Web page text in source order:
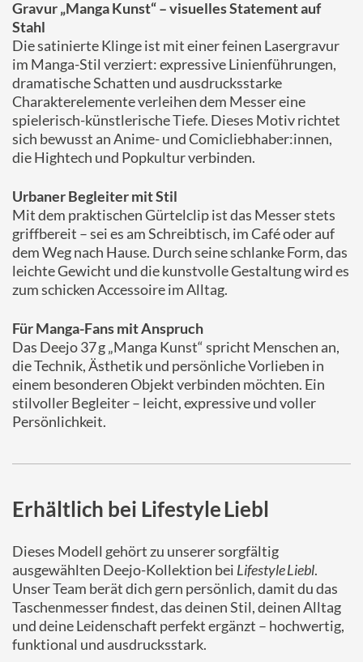
Gravur „Manga Kunst“ – visuelles Statement auf
Stahl
Die satinierte Klinge ist mit einer feinen Lasergravur
im Manga-Stil verziert: expressive Linienführungen,
dramatische Schatten und ausdrucksstarke
Charakterelemente verleihen dem Messer eine
spielerisch-künstlerische Tiefe. Dieses Motiv richtet
sich bewusst an Anime- und Comicliebhaber:innen,
die Hightech und Popkultur verbinden.
Urbaner Begleiter mit Stil
Mit dem praktischen Gürtelclip ist das Messer stets
griffbereit – sei es am Schreibtisch, im Café oder auf
dem Weg nach Hause. Durch seine schlanke Form, das
leichte Gewicht und die kunstvolle Gestaltung wird es
zum schicken Accessoire im Alltag.
Für Manga-Fans mit Anspruch
Das Deejo 37 g „Manga Kunst“ spricht Menschen an,
die Technik, Ästhetik und persönliche Vorlieben in
einem besonderen Objekt verbinden möchten. Ein
stilvoller Begleiter – leicht, expressive und voller
Persönlichkeit.
Erhältlich bei Lifestyle Liebl
Dieses Modell gehört zu unserer sorgfältig
ausgewählten Deejo-Kollektion bei Lifestyle Liebl.
Unser Team berät dich gern persönlich, damit du das
Taschenmesser findest, das deinen Stil, deinen Alltag
und deine Leidenschaft perfekt ergänzt – hochwertig,
funktional und ausdrucksstark.